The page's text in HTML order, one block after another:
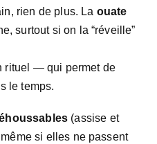
rien de plus. La ouate
surtout si on la “réveille”
rituel — qui permet de
le temps.
(assise et
si elles ne passent